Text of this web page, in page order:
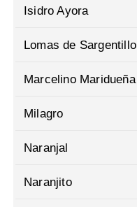
Isidro Ayora
Lomas de Sargentillo
Marcelino Maridueña
Milagro
Naranjal
Naranjito